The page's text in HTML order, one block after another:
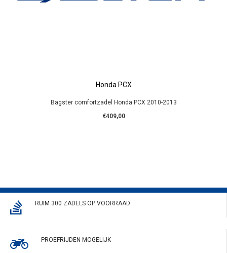
Honda PCX
Bagster comfortzadel Honda PCX 2010-2013
€409,00
RUIM 300 ZADELS OP VOORRAAD
PROEFRIJDEN MOGELIJK